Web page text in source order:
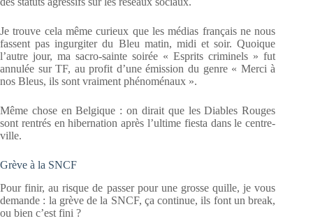
Je trouve cela même curieux que les médias français ne nous
fassent pas ingurgiter du Bleu matin, midi et soir. Quoique
l’autre jour, ma sacro-sainte soirée « Esprits criminels » fut
annulée sur TF, au profit d’une émission du genre « Merci à
nos Bleus, ils sont vraiment phénoménaux ».
Même chose en Belgique : on dirait que les Diables Rouges
sont rentrés en hibernation après l’ultime fiesta dans le centre-
ville.
Grève à la SNCF
Pour finir, au risque de passer pour une grosse quille, je vous
demande : la grève de la SNCF, ça continue, ils font un break,
ou bien c’est fini ?